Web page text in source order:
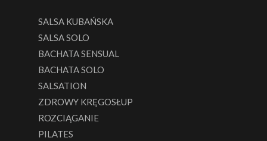
SALSA KUBAŃSKA
SALSA SOLO
BACHATA SENSUAL
BACHATA SOLO
SALSATION
ZDROWY KRĘGOSŁUP
ROZCIĄGANIE
PILATES